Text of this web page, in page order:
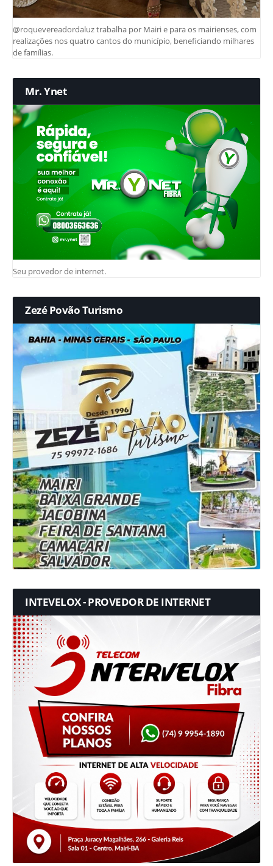
@roquevereadordaluz trabalha por Mairi e para os mairienses, com
realizações nos quatro cantos do município, beneficiando milhares
de famílias.
Mr. Ynet
Seu provedor de internet.
Zezé Povão Turismo
INTEVELOX - PROVEDOR DE INTERNET